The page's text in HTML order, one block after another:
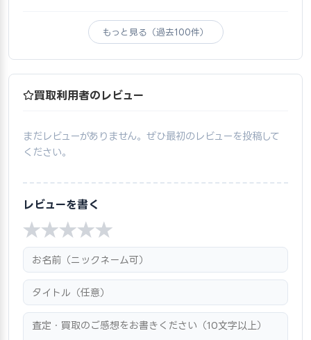
もっと見る（過去100件）
買取利用者のレビュー
まだレビューがありません。ぜひ最初のレビューを投稿して
ください。
レビューを書く
★
★
★
★
★